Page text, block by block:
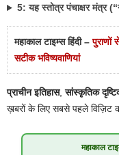
5: यह स्तोत्र पंचाक्षर मंत्र
महाकाल टाइम्स हिंदी –पुराणों
सटीक भविष्यवाणियां
प्राचीन इतिहास,सांस्कृतिक
ख़बरों के लिए सबसे पहले विज़िट
महाकाल